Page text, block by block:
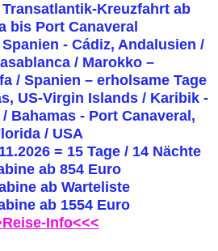
Kreuzfahrt ab
bis Port Canaveral
- Cádiz, Andalusien /
/ Marokko –
/ Spanien – erholsame Tage
US-Virgin Islands / Karibik -
Bahamas - Port Canaveral,
/ USA
= 15 Tage / 14 Nächte
ab 854 Euro
ab Warteliste
ab 1554 Euro
Info<<<